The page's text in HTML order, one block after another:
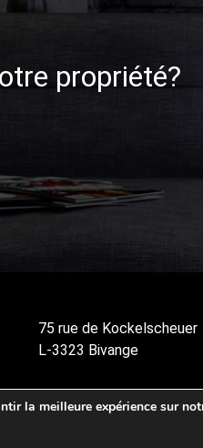
propriété?
75 rue de Kockelscheuer
L-3323 Bivange
la meilleure expérience sur